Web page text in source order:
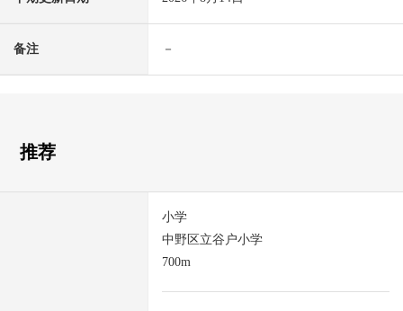
备注 －
推荐
小学
中野区立谷户小学
700m